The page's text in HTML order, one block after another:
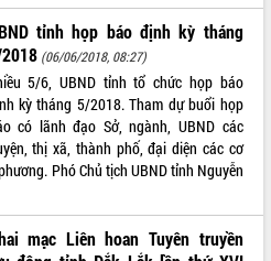
tỉnh họp báo định kỳ tháng
(06/06/2018, 08:27)
5/6, UBND tỉnh tổ chức họp báo
kỳ tháng 5/2018. Tham dự buổi họp
có lãnh đạo Sở, ngành, UBND các
thị xã, thành phố, đại diện các cơ
Phó Chủ tịch UBND tỉnh Nguyễn
mạc Liên hoan Tuyên truyền